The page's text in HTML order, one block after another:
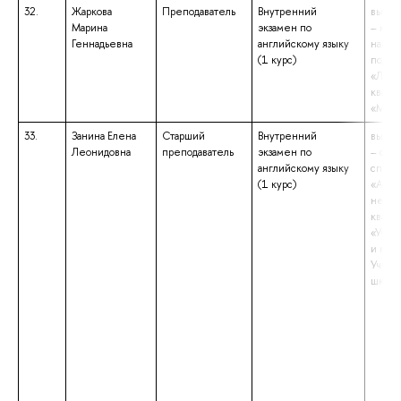
32.
Жаркова
Марина
Геннадьевна
Преподаватель
Внутренний
экзамен по
английскому языку
(1 курс)
–
33.
Занина Елена
Леонидовна
Старший
преподаватель
Внутренний
экзамен по
английскому языку
(1 курс)
–
и